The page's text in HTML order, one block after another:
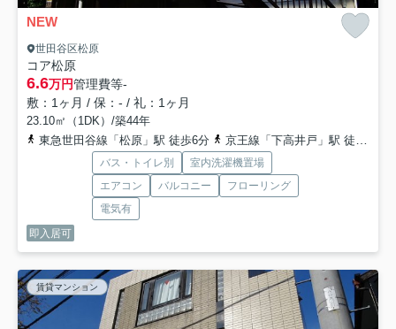
NEW
世田谷区松原
コア松原
6.6万円管理費等-
敷：1ヶ月 / 保：- / 礼：1ヶ月
23.10㎡（1DK）/築44年
東急世田谷線「松原」駅 徒歩6分
京王線「下高井戸」駅 徒歩11分
バス・トイレ別
室内洗濯機置場
エアコン
バルコニー
フローリング
電気有
即入居可
賃貸マンション